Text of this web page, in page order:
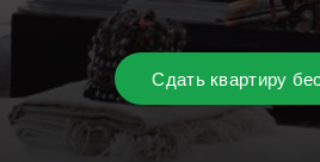
Сдать квартиру